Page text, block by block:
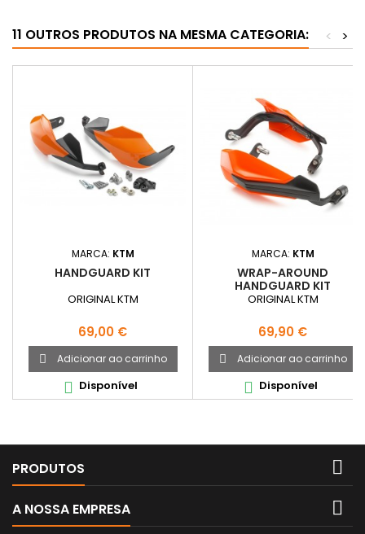
11 OUTROS PRODUTOS NA MESMA CATEGORIA: >
<
MARCA: KTM
HANDGUARD KIT
ORIGINAL KTM
Preço
69,00 €
 Adicionar ao carrinho
 Disponível
MARCA: KTM
WRAP-AROUND
HANDGUARD KIT
ORIGINAL KTM
Preço
69,90 €
 Adicionar ao carrinho
 Disponível
PRODUTOS 
A NOSSA EMPRESA 